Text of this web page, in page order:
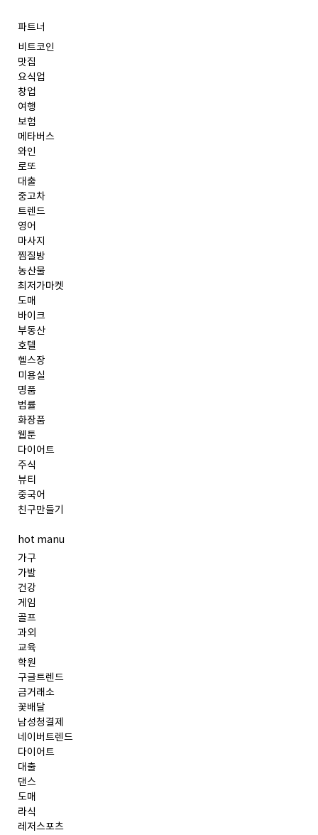
파트너
비트코인
맛집
요식업
창업
여행
보험
메타버스
와인
로또
대출
중고차
트렌드
영어
마사지
찜질방
농산물
최저가마켓
도매
바이크
부동산
호텔
헬스장
미용실
명품
법률
화장품
웹툰
다이어트
주식
뷰티
중국어
친구만들기
hot manu
가구
가발
건강
게임
골프
과외
교육
학원
구글트렌드
금거래소
꽃배달
남성청결제
네이버트렌드
다이어트
대출
댄스
도매
라식
레저스포츠